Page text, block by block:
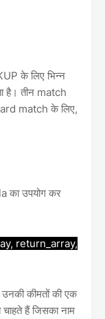
के लिए भिन्न
है। तीन match
match के लिए,
का उपयोग कर
return_array,
कीमतों की एक
हैं जिसका नाम